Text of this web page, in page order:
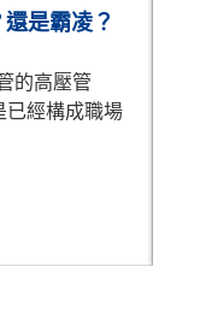
是霸凌？
的高壓管
經構成職場